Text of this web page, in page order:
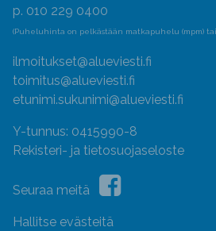
p. 010 229 0400
(Puheluhinta on pelkästään matkapuhelu (mpm)
ilmoitukset@alueviesti.fi
toimitus@alueviesti.fi
etunimi.sukunimi@alueviesti.fi
Y-tunnus: 0415990-8
Rekisteri- ja tietosuojaseloste
Seuraa meitä
Hallitse evästeitä